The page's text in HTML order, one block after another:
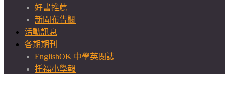
好書推薦
新聞布告欄
活動訊息
各期期刊
EnglishOK 中學英閱誌
托福小學報